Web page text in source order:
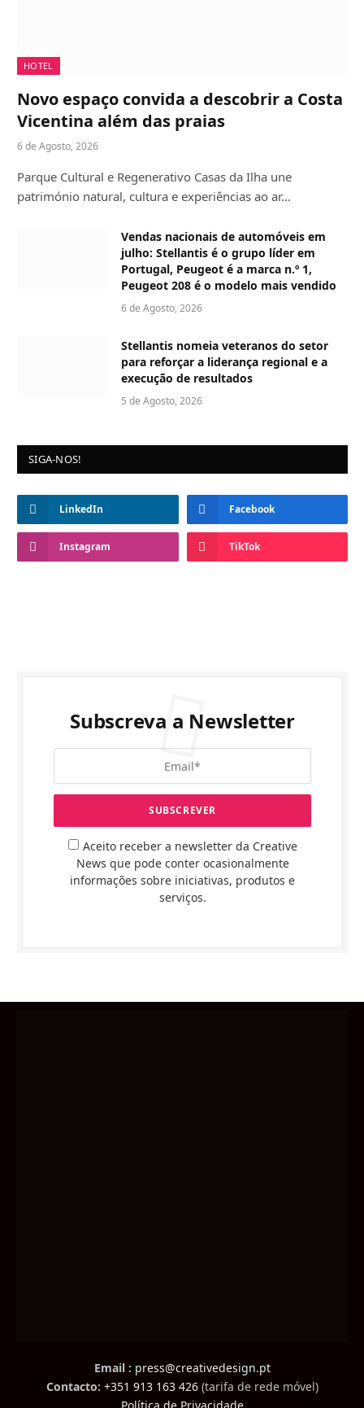
HOTEL
Novo espaço convida a descobrir a Costa
Vicentina além das praias
6 de Agosto, 2026
Parque Cultural e Regenerativo Casas da Ilha une
património natural, cultura e experiências ao ar…
Vendas nacionais de automóveis em
julho: Stellantis é o grupo líder em
Portugal, Peugeot é a marca n.º 1,
Peugeot 208 é o modelo mais vendido
6 de Agosto, 2026
Stellantis nomeia veteranos do setor
para reforçar a liderança regional e a
execução de resultados
5 de Agosto, 2026
SIGA-NOS!
LinkedIn Facebook
Instagram TikTok
Subscreva a Newsletter
Aceito receber a newsletter da Creative
News que pode conter ocasionalmente
informações sobre iniciativas, produtos e
serviços.
Email : press@creativedesign.pt
Contacto: +351 913 163 426(tarifa de rede móvel)